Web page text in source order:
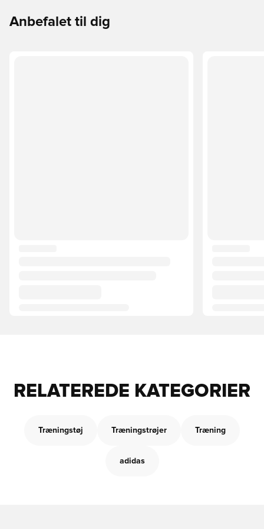
Anbefalet til dig
RELATEREDE KATEGORIER
Træningstøj Træningstrøjer Træning
adidas